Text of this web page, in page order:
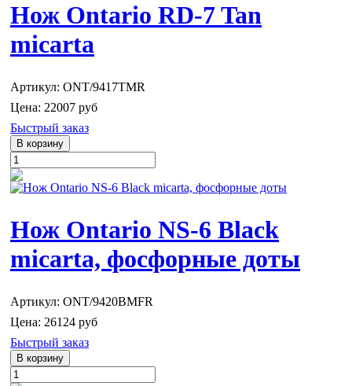
Нож Ontario RD-7 Tan
micarta
Артикул: ONT/9417TMR
Цена: 22007 руб
Быстрый заказ
Нож Ontario NS-6 Black
micarta, фосфорные доты
Артикул: ONT/9420BMFR
Цена: 26124 руб
Быстрый заказ